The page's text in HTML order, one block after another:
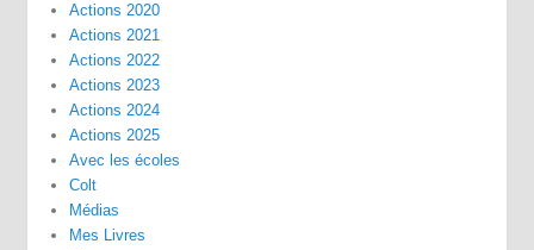
Actions 2020
Actions 2021
Actions 2022
Actions 2023
Actions 2024
Actions 2025
Avec les écoles
Colt
Médias
Mes Livres